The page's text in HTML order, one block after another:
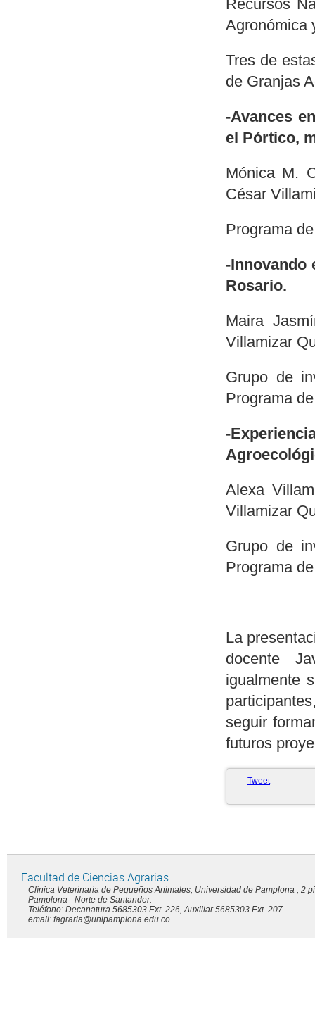
Recursos
Agronómica
Tres de
de Granjas
-Avances
el Pórtico,
Mónica M.
César
Programa
-Innovando
Rosario.
Maira
Villamizar
Grupo de
Programa
-
Alexa
Villamizar
Grupo de
Programa
La
docente
igualmente
seguir
futuros
Tweet
Facultad de Ciencias Agrarias
Clínica Veterinaria de Pequeños Animales, Universidad de Pamplona , 2
Pamplona - Norte de Santander.
Teléfono: Decanatura 5685303 Ext. 226, Auxiliar 5685303 Ext. 207.
email: fagraria@unipamplona.edu.co